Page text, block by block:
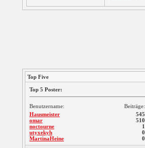
Top Five
Top 5 Poster:
Benutzername:
Beiträge:
Hausmeister
omar
noctourne
utyxekyh
MartinaHeine
545
510
1
0
0